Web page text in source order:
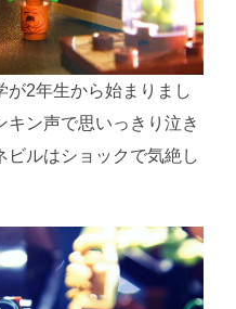
が2年生から始まりまし
キン声で思いっきり泣き
ビルはショックで気絶し